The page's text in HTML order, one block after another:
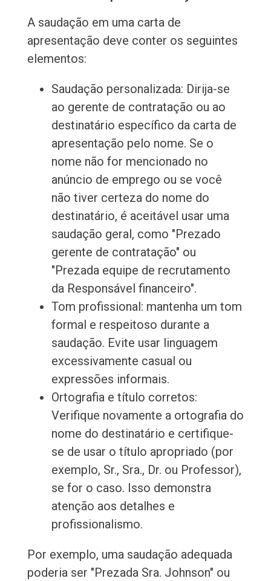
A saudação em uma carta de
apresentação deve conter os seguintes
elementos:
Saudação personalizada: Dirija-se
ao gerente de contratação ou ao
destinatário específico da carta de
apresentação pelo nome. Se o
nome não for mencionado no
anúncio de emprego ou se você
não tiver certeza do nome do
destinatário, é aceitável usar uma
saudação geral, como "Prezado
gerente de contratação" ou
"Prezada equipe de recrutamento
da Responsável financeiro".
Tom profissional: mantenha um tom
formal e respeitoso durante a
saudação. Evite usar linguagem
excessivamente casual ou
expressões informais.
Ortografia e título corretos:
Verifique novamente a ortografia do
nome do destinatário e certifique-
se de usar o título apropriado (por
exemplo, Sr., Sra., Dr. ou Professor),
se for o caso. Isso demonstra
atenção aos detalhes e
profissionalismo.
Por exemplo, uma saudação adequada
poderia ser "Prezada Sra. Johnson" ou